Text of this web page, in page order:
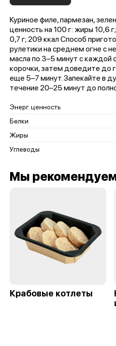
Куриное филе, пармезан,
ценность на 100 г: жиры 10,6
0,7 г; 209 ккал Способ
рулетики на среднем огне с
масла по 3–5 минут с каждой
корочки, затем доведите до
еще 5–7 минут. Запекайте в
течение 20–25 минут до
Энерг. ценность
Белки
Жиры
Углеводы
Мы
Крабовые котлеты